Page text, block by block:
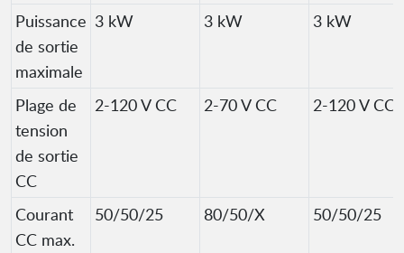
Puissance
de sortie
maximale
3 kW 3 kW 3 kW
Plage de
tension
de sortie
CC
2-120 V CC 2-70 V CC 2-120 V CC
Courant
CC max.
50/50/25 80/50/X 50/50/25